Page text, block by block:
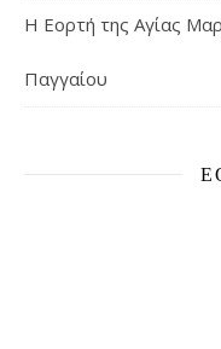
H Εορτή της Αγίας
Παγγαίου